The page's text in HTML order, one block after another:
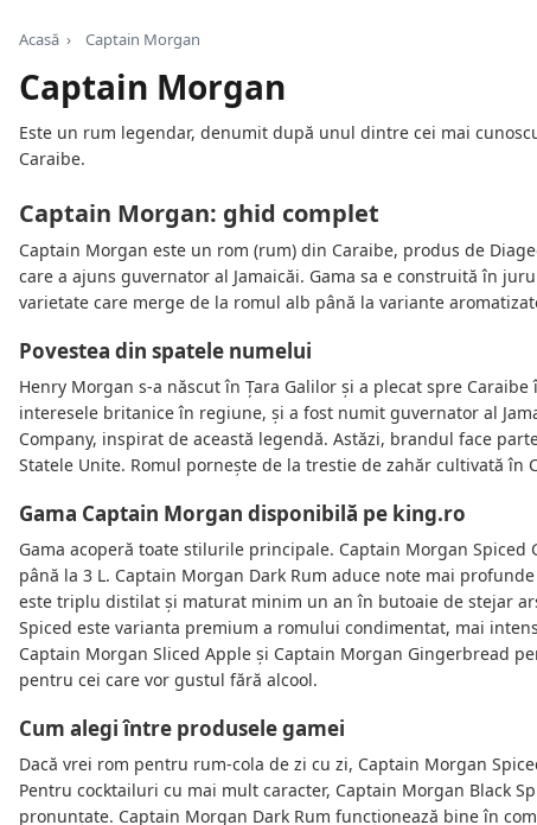
Acasă › Captain Morgan
Captain Morgan
Este un rum legendar, denumit după unul dintre cei mai
Caraibe.
Captain Morgan: ghid complet
Captain Morgan este un rom (rum) din Caraibe, produs de
care a ajuns guvernator al Jamaicăi. Gama sa e construită în
varietate care merge de la romul alb până la variante
Povestea din spatele numelui
Henry Morgan s-a născut în Țara Galilor și a plecat spre
interesele britanice în regiune, și a fost numit guvernator al
Company, inspirat de această legendă. Astăzi, brandul face
Statele Unite. Romul pornește de la trestie de zahăr cultivată
Gama Captain Morgan disponibilă pe king.ro
Gama acoperă toate stilurile principale. Captain Morgan
până la 3 L. Captain Morgan Dark Rum aduce note mai
este triplu distilat și maturat minim un an în butoaie de stejar
Spiced este varianta premium a romului condimentat, mai
Captain Morgan Sliced Apple și Captain Morgan Gingerbread
pentru cei care vor gustul fără alcool.
Cum alegi între produsele gamei
Dacă vrei rom pentru rum-cola de zi cu zi, Captain Morgan
Pentru cocktailuri cu mai mult caracter, Captain Morgan Black
pronunțate. Captain Morgan Dark Rum funcționează bine în